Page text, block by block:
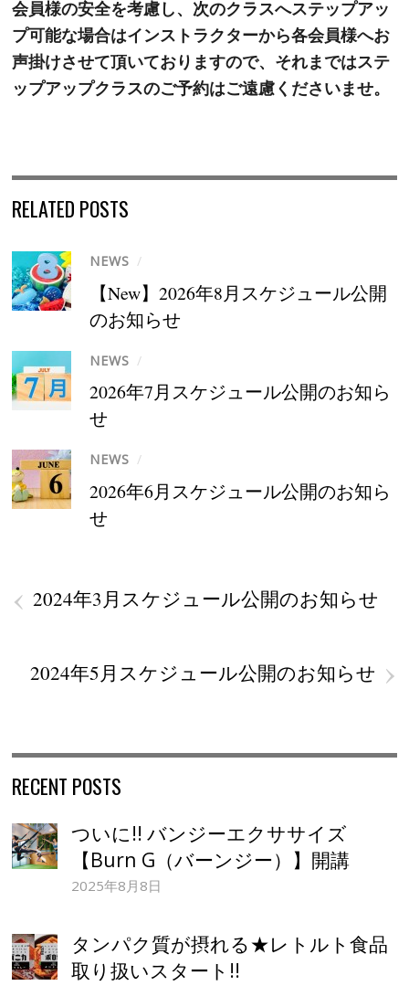
会員様の安全を考慮し、次のクラスへステップアッ
プ可能な場合はインストラクターから各会員様へお
声掛けさせて頂いておりますので、それまではステ
ップアップクラスのご予約はご遠慮くださいませ。
RELATED POSTS
NEWS /
【New】2026年8月スケジュール公開
のお知らせ
NEWS /
2026年7月スケジュール公開のお知ら
せ
NEWS /
2026年6月スケジュール公開のお知ら
せ
‹ 2024年3月スケジュール公開のお知らせ
›
2024年5月スケジュール公開のお知らせ
RECENT POSTS
ついに!! バンジーエクササイズ
【Burn G（バーンジー）】開講
2025年8月8日
タンパク質が摂れる★レトルト食品
取り扱いスタート!!